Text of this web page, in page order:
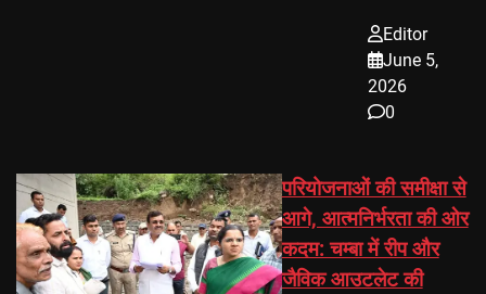
Editor
June 5,
2026
0
परियोजनाओं की समीक्षा से
आगे, आत्मनिर्भरता की ओर
कदम: चम्बा में रीप और
जैविक आउटलेट की